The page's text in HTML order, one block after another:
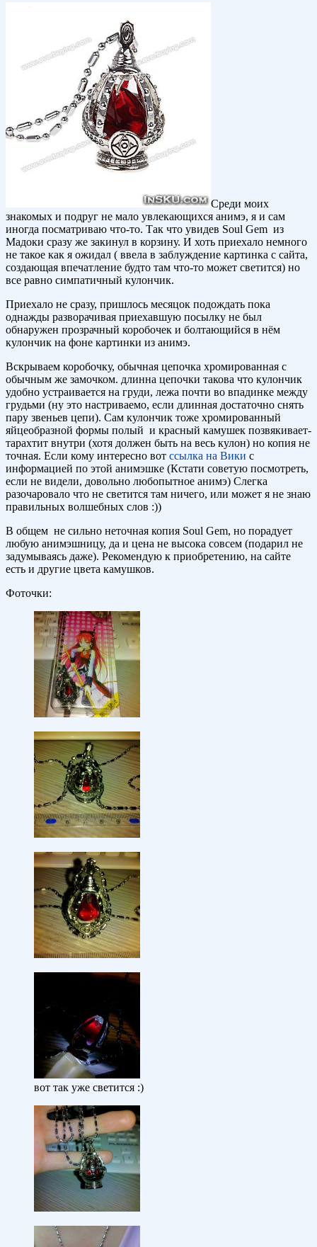
Среди моих
знакомых и подруг не мало увлекающихся анимэ, я и сам
иногда посматриваю что-то. Так что увидев Soul Gem из
Мадоки сразу же закинул в корзину. И хоть приехало немного
не такое как я ожидал ( ввела в заблуждение картинка с сайта,
создающая впечатление будто там что-то может светится) но
все равно симпатичный кулончик.
Приехало не сразу, пришлось месяцок подождать пока
однажды разворачивая приехавшую посылку не был
обнаружен прозрачный коробочек и болтающийся в нём
кулончик на фоне картинки из анимэ.
Вскрываем коробочку, обычная цепочка хромированная с
обычным же замочком. длинна цепочки такова что кулончик
удобно устраивается на груди, лежа почти во впадинке между
грудьми (ну это настриваемо, если длинная достаточно снять
пару звеньев цепи). Сам кулончик тоже хромированный
яйцеобразной формы полый и красный камушек позвякивает-
тарахтит внутри (хотя должен быть на весь кулон) но копия не
точная. Если кому интересно вот ссылка на Вики с
информацией по этой анимэшке (Кстати советую посмотреть,
если не видели, довольно любопытное анимэ) Слегка
разочаровало что не светится там ничего, или может я не знаю
правильных волшебных слов :))
В общем не сильно неточная копия Soul Gem, но порадует
любую анимэшницу, да и цена не высока совсем (подарил не
задумываясь даже). Рекомендую к приобретению, на сайте
есть и другие цвета камушков.
Фоточки:
вот так уже светится :)